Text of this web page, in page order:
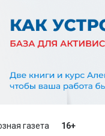
газета 16+